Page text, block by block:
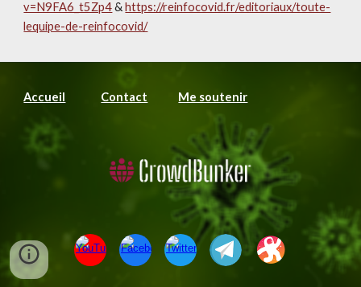
v=N9FA6_t5Zp4 & https://reinfocovid.fr/editoriaux/toute-
lequipe-de-reinfocovid/
Accueil Contact Me soutenir